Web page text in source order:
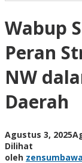
Wabup
Peran
NW
Daerah
Agustus 3, 2025
Dilihat
oleh zensumbawa